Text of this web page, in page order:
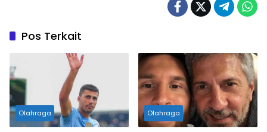
Pos Terkait
Olahraga Olahraga